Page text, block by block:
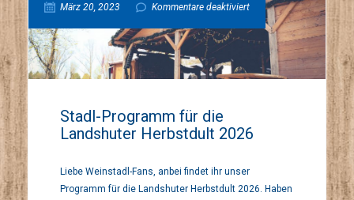
März 20, 2023 Kommentare deaktiviertfür
Stadl-
für
Stadl-Programm für die
Landshuter Herbstdult 2026
Liebe Weinstadl-Fans, anbei findet ihr unser
Programm für die Landshuter Herbstdult 2026. Haben